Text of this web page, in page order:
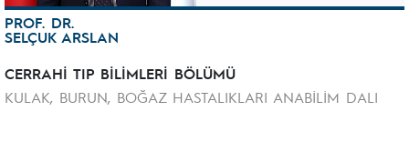
PROF. DR.
SELÇUK ARSLAN
CERRAHİ TIP BİLİMLERİ BÖLÜMÜ
KULAK, BURUN, BOĞAZ HASTALIKLARI ANABİLİM DALI